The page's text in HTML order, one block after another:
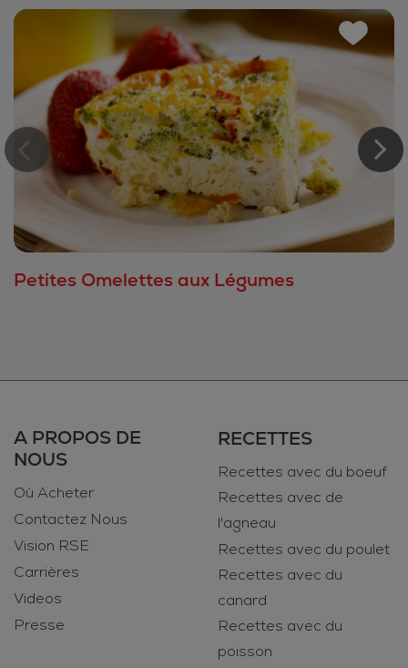
Petites Omelettes aux Légumes
A PROPOS DE
NOUS
Où Acheter
Contactez Nous
Vision RSE
Carrières
Videos
Presse
RECETTES
Recettes avec du boeuf
Recettes avec de
l'agneau
Recettes avec du poulet
Recettes avec du
canard
Recettes avec du
poisson